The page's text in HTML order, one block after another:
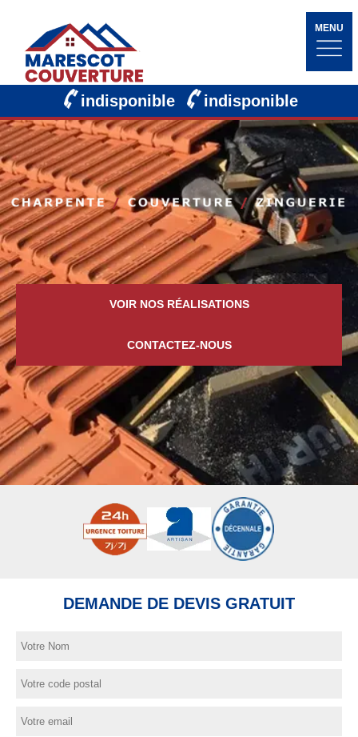
MENU
indisponible indisponible
VOIR NOS RÉALISATIONS
CONTACTEZ-NOUS
DEMANDE DE DEVIS GRATUIT